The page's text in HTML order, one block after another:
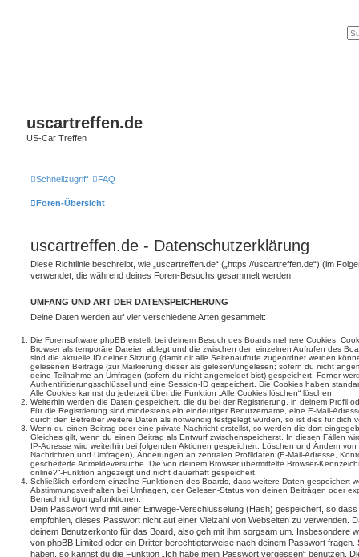
uscartreffen.de
US-Car Treffen
Schnellzugriff FAQ
Foren-Übersicht
uscartreffen.de - Datenschutzerklärung
Diese Richtlinie beschreibt, wie „uscartreffen.de“ („https://uscartreffen.de“) (im
verwendet, die während deines Foren-Besuchs gesammelt werden.
UMFANG UND ART DER DATENSPEICHERUNG
Deine Daten werden auf vier verschiedene Arten gesammelt:
Die Forensoftware phpBB erstellt bei deinem Besuch des Boards mehrere Cookies.
Browser als temporäre Dateien ablegt und die zwischen den einzelnen Aufrufen des
sind die aktuelle ID deiner Sitzung (damit dir alle Seitenaufrufe zugeordnet werden
gelesenen Beiträge (zur Markierung dieser als gelesen/ungelesen; sofern du nicht
deine Teilnahme an Umfragen (sofern du nicht angemeldet bist) gespeichert. Ferner
Authentifizierungsschlüssel und eine Session-ID gespeichert. Die Cookies haben
Alle Cookies kannst du jederzeit über die Funktion „Alle Cookies löschen“ löschen.
Weiterhin werden die Daten gespeichert, die du bei der Registrierung, in deinem Profil
Für die Registrierung sind mindestens ein eindeutiger Benutzername, eine E-Mail-
durch den Betreiber weitere Daten als notwendig festgelegt wurden, so ist dies für dich
Wenn du einen Beitrag oder eine private Nachricht erstellst, so werden die dort
Gleiches gilt, wenn du einen Beitrag als Entwurf zwischenspeicherst. In diesen Fällen
IP-Adresse wird weiterhin bei folgenden Aktionen gespeichert: Löschen und Ändern
Nachrichten und Umfragen), Änderungen an zentralen Profildaten (E-Mail-Adresse,
gescheiterte Anmeldeversuche. Die von deinem Browser übermittelte Browser-
online?“-Funktion angezeigt und nicht dauerhaft gespeichert.
Schließlich erfordern einzelne Funktionen des Boards, dass weitere Daten gespeichert
Abstimmungsverhalten bei Umfragen, der Gelesen-Status von deinen Beiträgen oder
Benachrichtigungsfunktionen.
Dein Passwort wird mit einer Einwege-Verschlüsselung (Hash) gespeichert, so
empfohlen, dieses Passwort nicht auf einer Vielzahl von Webseiten zu verwenden.
deinem Benutzerkonto für das Board, also geh mit ihm sorgsam um. Insbesondere
von phpBB Limited oder ein Dritter berechtigterweise nach deinem Passwort
haben, so kannst du die Funktion „Ich habe mein Passwort vergessen“ benutzen.